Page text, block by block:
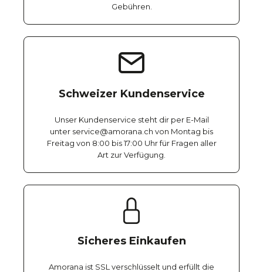
Gebühren.
Schweizer Kundenservice
Unser Kundenservice steht dir per E-Mail
unter service@amorana.ch von Montag bis
Freitag von 8:00 bis 17:00 Uhr für Fragen aller
Art zur Verfügung.
Sicheres Einkaufen
Amorana ist SSL verschlüsselt und erfüllt die